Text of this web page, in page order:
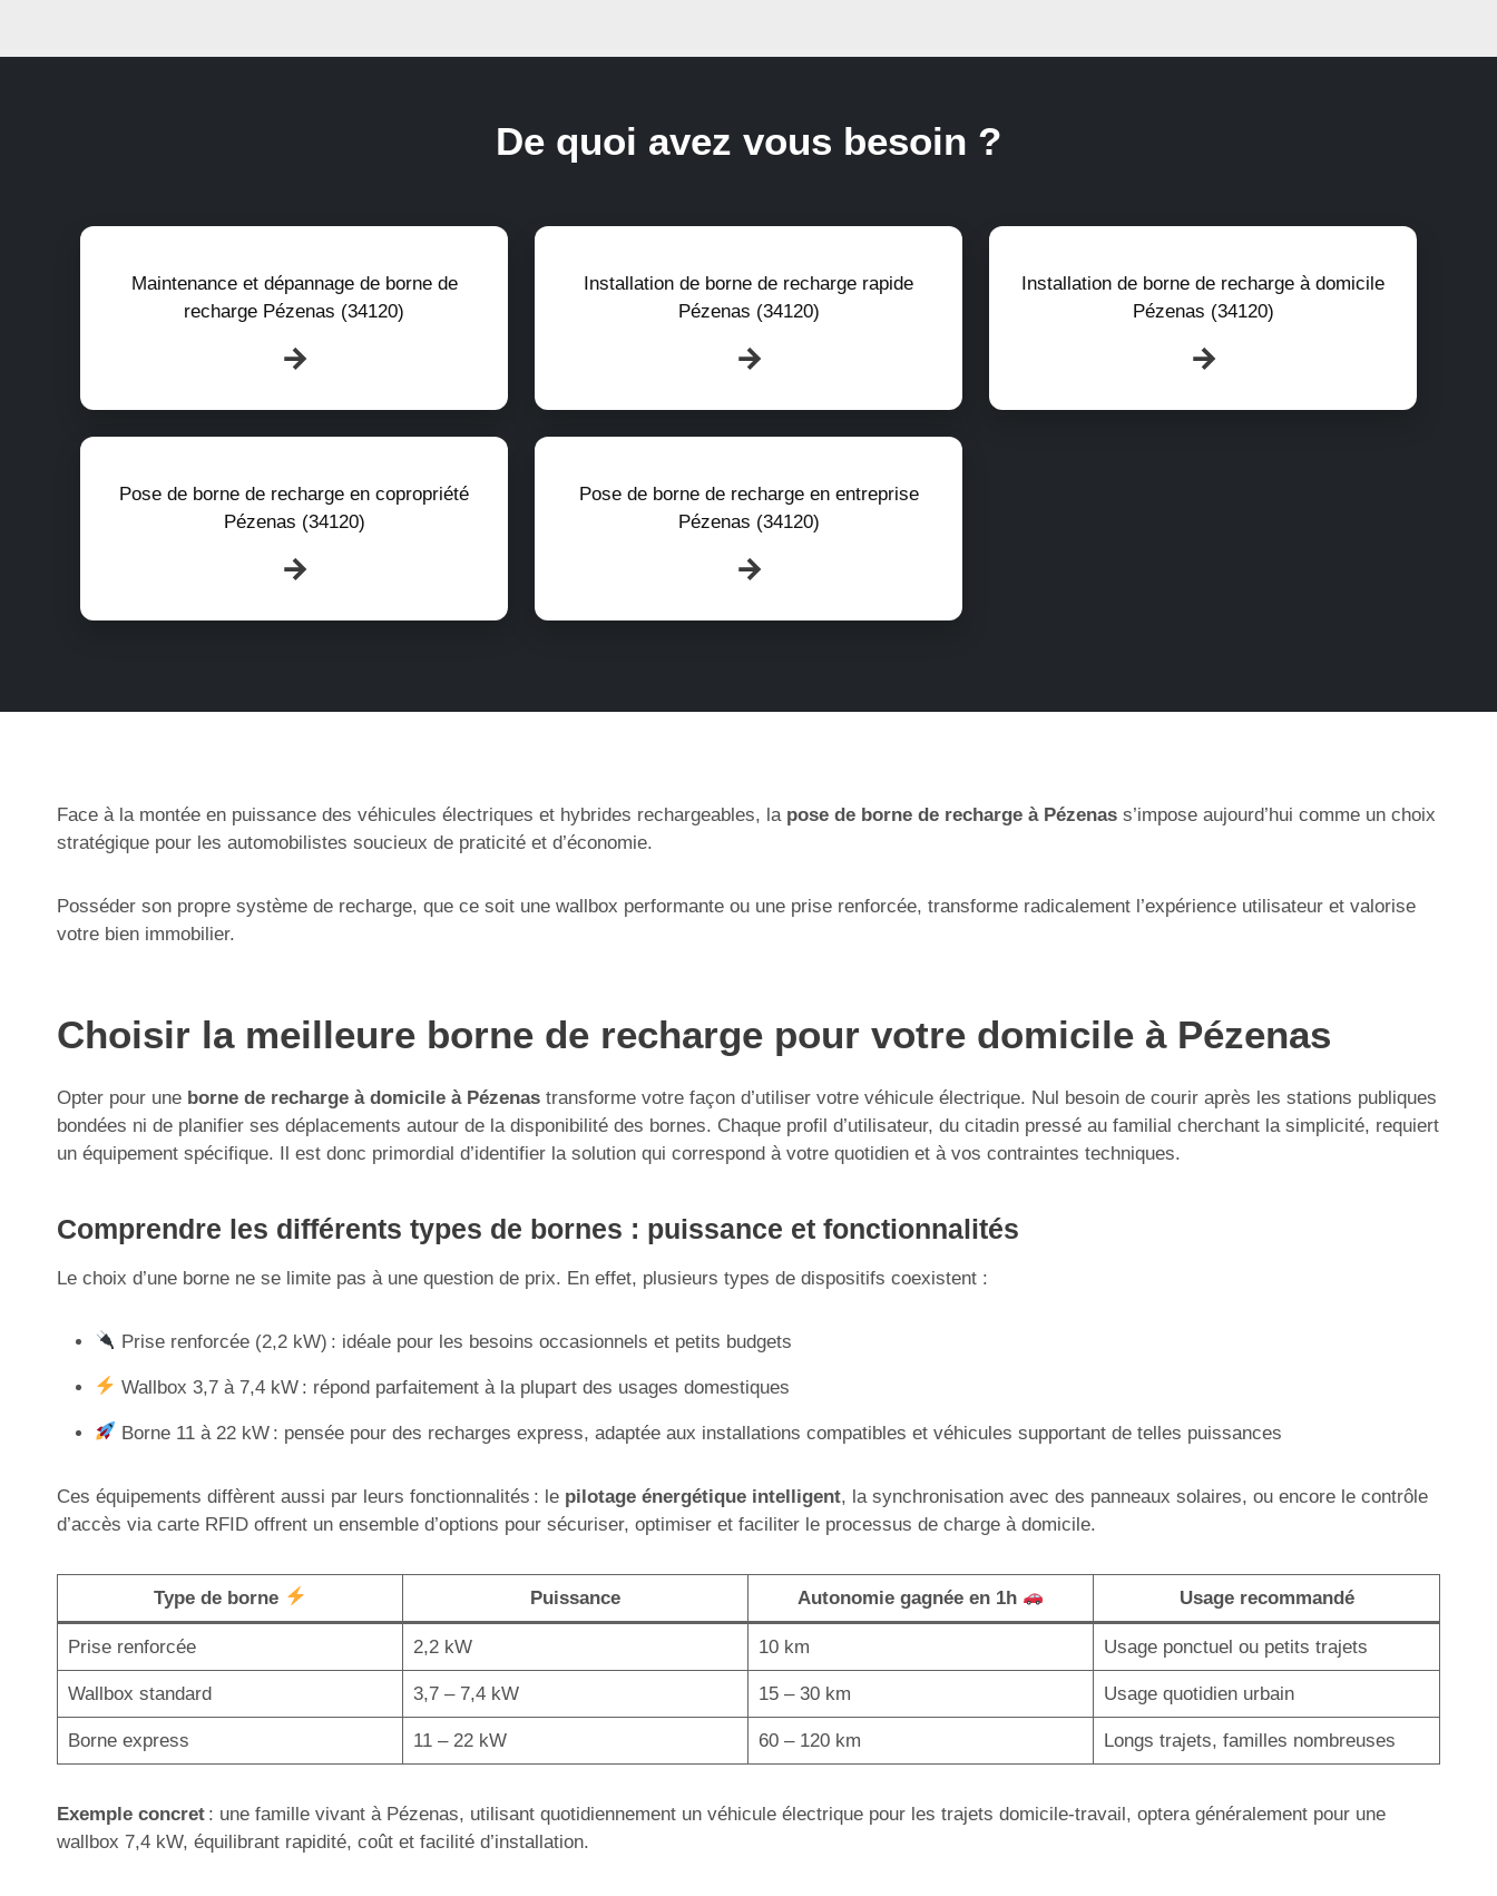
De quoi avez vous besoin ?
Maintenance et dépannage de borne de
recharge Pézenas (34120)
Installation de borne de recharge rapide
Pézenas (34120)
Installation de borne de recharge à domicile
Pézenas (34120)
Pose de borne de recharge en copropriété
Pézenas (34120)
Pose de borne de recharge en entreprise
Pézenas (34120)
Face à la montée en puissance des véhicules électriques et hybrides rechargeables, la pose de borne de recharge à Pézenas s’impose aujourd’hui comme un choix
stratégique pour les automobilistes soucieux de praticité et d’économie.
Posséder son propre système de recharge, que ce soit une wallbox performante ou une prise renforcée, transforme radicalement l’expérience utilisateur et valorise
votre bien immobilier.
Choisir la meilleure borne de recharge pour votre domicile à Pézenas
Opter pour une borne de recharge à domicile à Pézenas transforme votre façon d’utiliser votre véhicule électrique. Nul besoin de courir après les stations publiques
bondées ni de planifier ses déplacements autour de la disponibilité des bornes. Chaque profil d’utilisateur, du citadin pressé au familial cherchant la simplicité, requiert
un équipement spécifique. Il est donc primordial d’identifier la solution qui correspond à votre quotidien et à vos contraintes techniques.
Comprendre les différents types de bornes : puissance et fonctionnalités
Le choix d’une borne ne se limite pas à une question de prix. En effet, plusieurs types de dispositifs coexistent :
Prise renforcée (2,2 kW) : idéale pour les besoins occasionnels et petits budgets
Wallbox 3,7 à 7,4 kW : répond parfaitement à la plupart des usages domestiques
Borne 11 à 22 kW : pensée pour des recharges express, adaptée aux installations compatibles et véhicules supportant de telles puissances
Ces équipements diffèrent aussi par leurs fonctionnalités : le pilotage énergétique intelligent, la synchronisation avec des panneaux solaires, ou encore le contrôle
d’accès via carte RFID offrent un ensemble d’options pour sécuriser, optimiser et faciliter le processus de charge à domicile.
Type de borne Puissance Autonomie gagnée en 1h Usage recommandé
Prise renforcée 2,2 kW 10 km Usage ponctuel ou petits trajets
Wallbox standard 3,7 – 7,4 kW 15 – 30 km Usage quotidien urbain
Borne express 11 – 22 kW 60 – 120 km Longs trajets, familles nombreuses
Exemple concret : une famille vivant à Pézenas, utilisant quotidiennement un véhicule électrique pour les trajets domicile-travail, optera généralement pour une
wallbox 7,4 kW, équilibrant rapidité, coût et facilité d’installation.